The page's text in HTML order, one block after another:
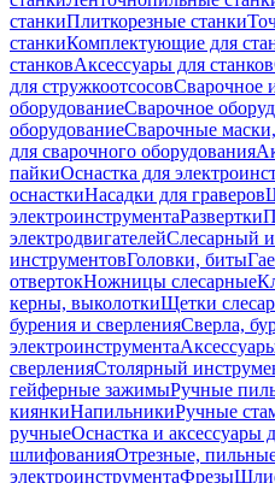
станкиПлиткорезные станки
станкиКомплектующие для
станковАксессуары для станков
для стружкоотсосовСварочное
оборудованиеСварочное
оборудованиеСварочные
для сварочного оборудования
пайкиОснастка для
оснасткиНасадки для граверов
электроинструментаРазвертки
электродвигателейСлесарный
инструментовГоловки, биты
отвертокНожницы слесарные
керны, выколоткиЩетки
бурения и сверленияСверла,
электроинструмента
сверленияСтолярный
гейферные зажимыРучные
киянкиНапильникиРучные
ручныеОснастка и аксессуары
шлифованияОтрезные,
электроинструментаФрезы